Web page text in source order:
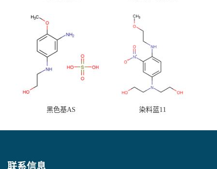
黑色基AS 染料蓝11
联系信息